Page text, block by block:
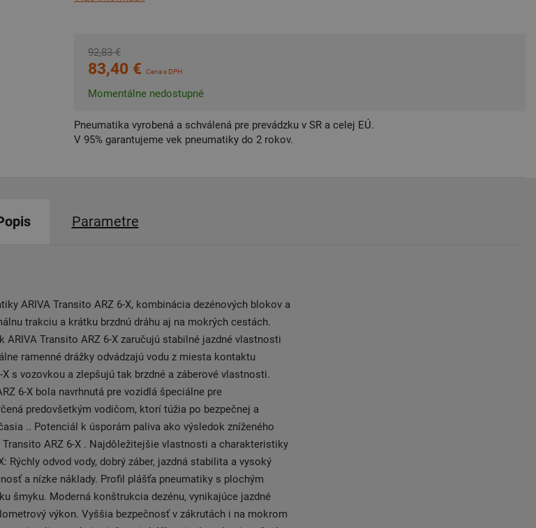
92,83 €
83,40 € Cena s DPH
Momentálne nedostupné
Pneumatika vyrobená a schválená pre prevádzku v SR a celej EÚ.
V 95% garantujeme vek pneumatiky do 2 rokov.
Parametre
ARIVA Transito ARZ 6-X, kombinácia dezénových blokov a
trakciu a krátku brzdnú dráhu aj na mokrých cestách.
ARIVA Transito ARZ 6-X zaručujú stabilné jazdné vlastnosti
ramenné drážky odvádzajú vodu z miesta kontaktu
s vozovkou a zlepšujú tak brzdné a záberové vlastnosti.
6-X bola navrhnutá pre vozidlá špeciálne pre
predovšetkým vodičom, ktorí túžia po bezpečnej a
.. Potenciál k úsporám paliva ako výsledok zníženého
ARZ 6-X . Najdôležitejšie vlastnosti a charakteristiky
Rýchly odvod vody, dobrý záber, jazdná stabilita a vysoký
a nízke náklady. Profil plášťa pneumatiky s plochým
šmyku. Moderná konštrukcia dezénu, vynikajúce jazdné
výkon. Vyššia bezpečnosť v zákrutách i na mokrom